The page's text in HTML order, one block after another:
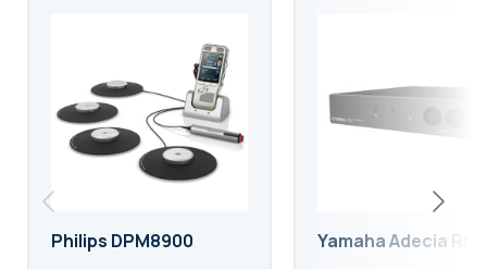
Philips DPM8900 Yamaha Adecia